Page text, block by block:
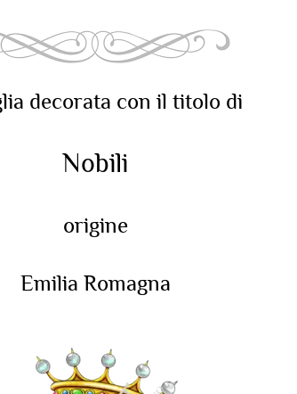
decorata con il titolo di
Nobili
origine
Emilia Romagna